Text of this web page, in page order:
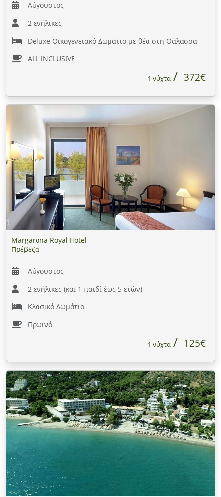
Αύγουστος
2 ενήλικες
Deluxe Οικογενειακό Δωμάτιο με θέα στη Θάλασσα
ALL INCLUSIVE
1 νύχτα 372€
Margarona Royal Hotel
Πρέβεζα
Αύγουστος
2 ενήλικες (και 1 παιδί έως 5 ετών)
Κλασικό Δωμάτιο
Πρωινό
1 νύχτα 125€